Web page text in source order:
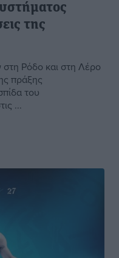
της
στη Ρόδο και στη Λέρο
πράξης
του
...